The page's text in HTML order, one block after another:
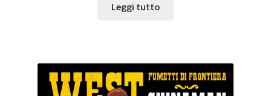
Leggi tutto